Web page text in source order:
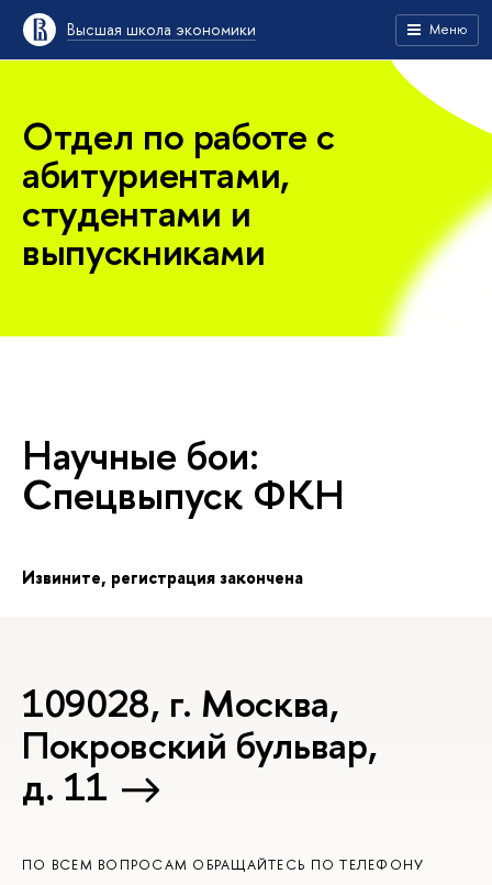
ысшая школа экономики Меню
Отдел по работе с
абитуриентами,
студентами и
ыпускниками
Научные бои:
Спецвыпуск ФКН
Извините, регистрация закончена
109028, г. Москва,
Покровский бульвар,
д. 11
ПО ВСЕМ ВОПРОСАМ ОБРАЩАЙТЕСЬ ПО ТЕЛЕФОНУ